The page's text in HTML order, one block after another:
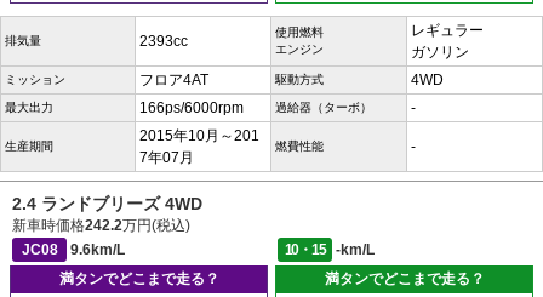
排気量 2393cc
使用燃料
エンジン
レギュラー
ガソリン
ミッション フロア4AT 駆動方式 4WD
最大出力 166ps/6000rpm 過給器（ターボ） -
生産期間
2015年10月～201
7年07月
燃費性能 -
2.4 ランドブリーズ 4WD
新車時価格242.2万円(税込)
JC08
9.6km/L 10・15
-km/L
満タンでどこまで走る？
満タンでどこまで走る？